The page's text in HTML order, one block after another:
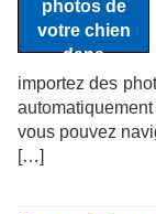
importez des
vous pouvez
[…]